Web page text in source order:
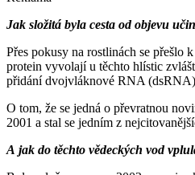
Jak složitá byla cesta od objevu
Přes pokusy na rostlinách se přešlo
protein vyvolají u těchto hlístic
přidání dvojvláknové RNA
O tom, že se jedná o převratnou
2001 a stal se jedním z
A jak do těchto vědeckých vod